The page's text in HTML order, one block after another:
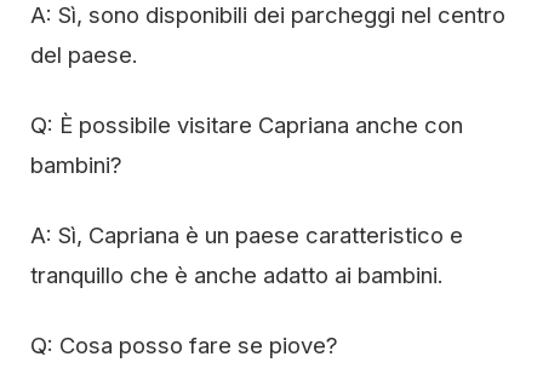
A: Sì, sono disponibili dei parcheggi nel centro
del paese.
Q: È possibile visitare Capriana anche con
bambini?
A: Sì, Capriana è un paese caratteristico e
tranquillo che è anche adatto ai bambini.
Q: Cosa posso fare se piove?